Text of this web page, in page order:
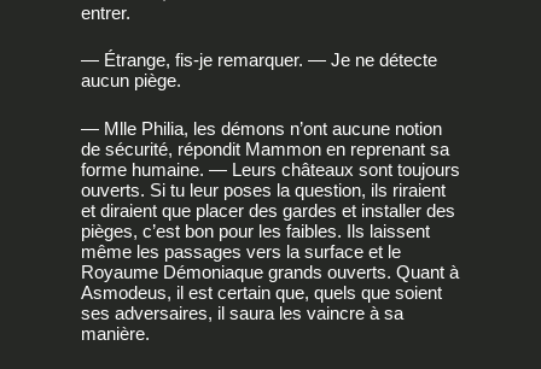
entrer.
— Étrange, fis-je remarquer. — Je ne détecte
aucun piège.
— Mlle Philia, les démons n’ont aucune notion
de sécurité, répondit Mammon en reprenant sa
forme humaine. — Leurs châteaux sont toujours
ouverts. Si tu leur poses la question, ils riraient
et diraient que placer des gardes et installer des
pièges, c’est bon pour les faibles. Ils laissent
même les passages vers la surface et le
Royaume Démoniaque grands ouverts. Quant à
Asmodeus, il est certain que, quels que soient
ses adversaires, il saura les vaincre à sa
manière.